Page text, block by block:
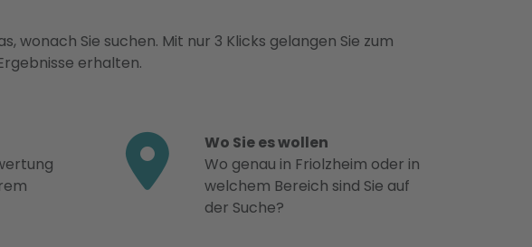
wonach Sie suchen. Mit nur 3 Klicks gelangen Sie zum
erhalten.
Wo Sie es wollen
Wo genau in Friolzheim oder in
welchem Bereich sind Sie auf
der Suche?